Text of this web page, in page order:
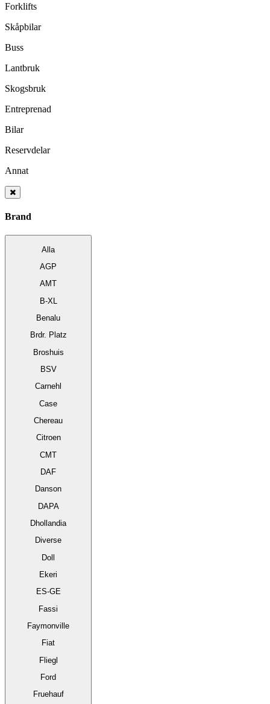
Forklifts
Skåpbilar
Buss
Lantbruk
Skogsbruk
Entreprenad
Bilar
Reservdelar
Annat
Brand
Alla
AGP
AMT
B-XL
Benalu
Brdr. Platz
Broshuis
BSV
Carnehl
Case
Chereau
Citroen
CMT
DAF
Danson
DAPA
Dhollandia
Diverse
Doll
Ekeri
ES-GE
Fassi
Faymonville
Fiat
Fliegl
Ford
Fruehauf